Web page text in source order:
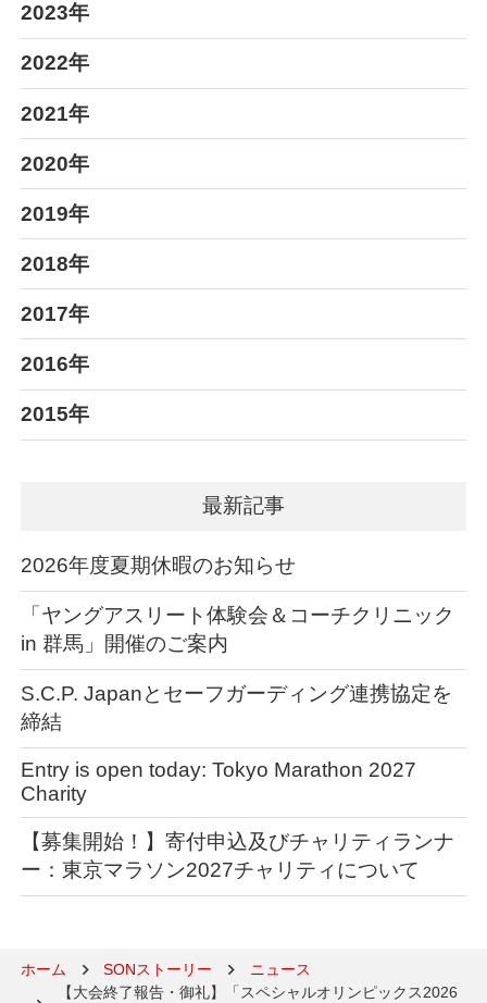
2023年
2022年
2021年
2020年
2019年
2018年
2017年
2016年
2015年
最新記事
2026年度夏期休暇のお知らせ
「ヤングアスリート体験会＆コーチクリニック
in 群馬」開催のご案内
S.C.P. Japanとセーフガーディング連携協定を
締結
Entry is open today: Tokyo Marathon 2027
Charity
【募集開始！】寄付申込及びチャリティランナ
ー：東京マラソン2027チャリティについて
ホーム SONストーリー
ニュース
【大会終了報告・御礼】「スペシャルオリンピックス2026